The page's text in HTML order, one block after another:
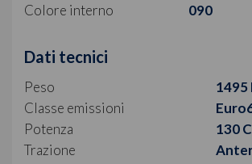
Colore interno
090
Dati tecnici
Peso
1495
Classe emissioni
Potenza
130
Trazione